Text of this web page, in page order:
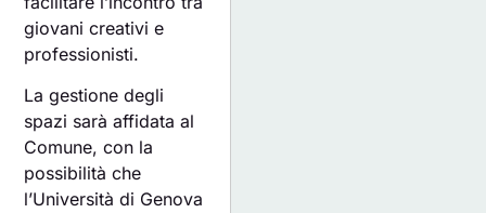
giovani creativi e
professionisti.
La gestione degli
spazi sarà affidata al
Comune, con la
possibilità che
l’Università di Genova